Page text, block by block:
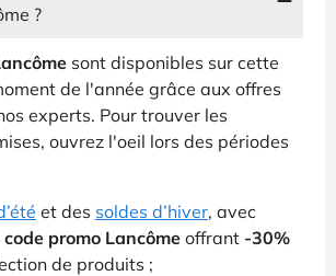
?
sont disponibles sur cette
de l'année grâce aux offres
experts. Pour trouver les
ouvrez l'oeil lors des périodes
et des soldes d’hiver, avec
code promo Lancôme offrant -30%
de produits ;